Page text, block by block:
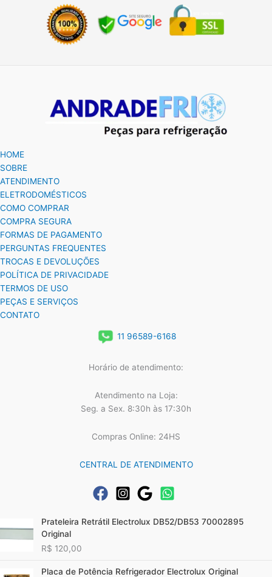
HOME
SOBRE
ATENDIMENTO
ELETRODOMÉSTICOS
COMO COMPRAR
COMPRA SEGURA
FORMAS DE PAGAMENTO
PERGUNTAS FREQUENTES
TROCAS E DEVOLUÇÕES
POLÍTICA DE PRIVACIDADE
TERMOS DE USO
PEÇAS E SERVIÇOS
CONTATO
11 96589-6168
Horário de atendimento:
Atendimento na Loja:
Seg. a Sex. 8:30h às 17:30h
Compras Online: 24HS
CENTRAL DE ATENDIMENTO
Prateleira Retrátil Electrolux DB52/DB53 70002895
Original
R$ 120,00
Placa de Potência Refrigerador Electrolux Original